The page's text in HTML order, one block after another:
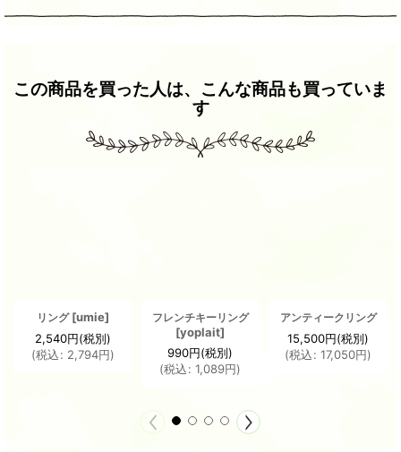
この商品を買った人は、こんな商品も買っていま
す
リング [umie]
2,540円(税別)
(税込: 2,794円)
フレンチキーリング
[yoplait]
990円(税別)
(税込: 1,089円)
アンティークリング
15,500円(税別)
(税込: 17,050円)